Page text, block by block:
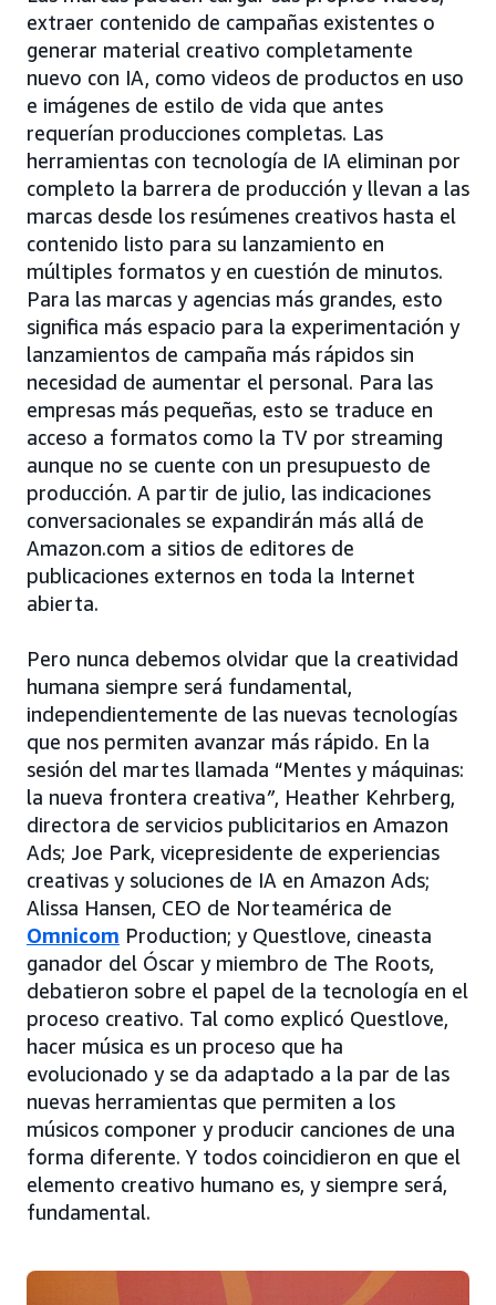
extraer contenido de campañas existentes o
generar material creativo completamente
nuevo con IA, como videos de productos en uso
e imágenes de estilo de vida que antes
requerían producciones completas. Las
herramientas con tecnología de IA eliminan por
completo la barrera de producción y llevan a las
marcas desde los resúmenes creativos hasta el
contenido listo para su lanzamiento en
múltiples formatos y en cuestión de minutos.
Para las marcas y agencias más grandes, esto
significa más espacio para la experimentación y
lanzamientos de campaña más rápidos sin
necesidad de aumentar el personal. Para las
empresas más pequeñas, esto se traduce en
acceso a formatos como la TV por streaming
aunque no se cuente con un presupuesto de
producción. A partir de julio, las indicaciones
conversacionales se expandirán más allá de
Amazon.com a sitios de editores de
publicaciones externos en toda la Internet
abierta.
Pero nunca debemos olvidar que la creatividad
humana siempre será fundamental,
independientemente de las nuevas tecnologías
que nos permiten avanzar más rápido. En la
sesión del martes llamada “Mentes y máquinas:
la nueva frontera creativa”, Heather Kehrberg,
directora de servicios publicitarios en Amazon
Ads; Joe Park, vicepresidente de experiencias
creativas y soluciones de IA en Amazon Ads;
Alissa Hansen, CEO de Norteamérica de
Omnicom Production; y Questlove, cineasta
ganador del Óscar y miembro de The Roots,
debatieron sobre el papel de la tecnología en el
proceso creativo. Tal como explicó Questlove,
hacer música es un proceso que ha
evolucionado y se da adaptado a la par de las
nuevas herramientas que permiten a los
músicos componer y producir canciones de una
forma diferente. Y todos coincidieron en que el
elemento creativo humano es, y siempre será,
fundamental.